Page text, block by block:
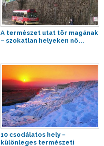
A természet utat tör magának
– szokatlan helyeken nö...
10 csodálatos hely –
különleges természeti